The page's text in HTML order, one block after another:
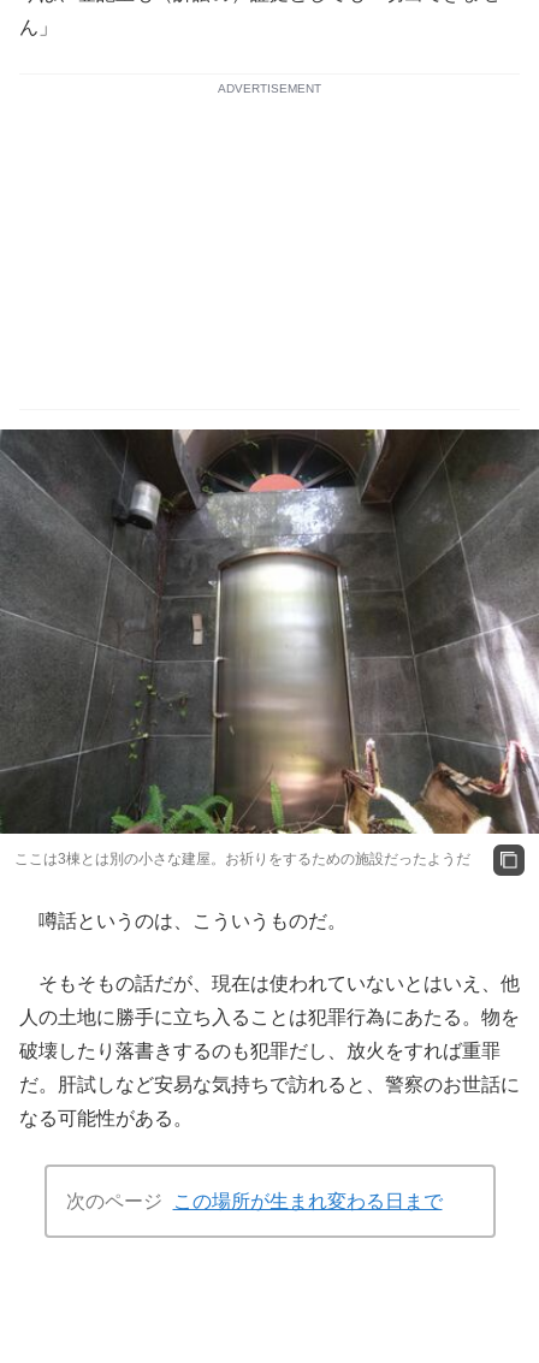
ん」
ADVERTISEMENT
ここは3棟とは別の小さな建屋。お祈りをするための施設だったようだ
噂話というのは、こういうものだ。
そもそもの話だが、現在は使われていないとはいえ、他
人の土地に勝手に立ち入ることは犯罪行為にあたる。物を
破壊したり落書きするのも犯罪だし、放火をすれば重罪
だ。肝試しなど安易な気持ちで訪れると、警察のお世話に
なる可能性がある。
次のページ この場所が生まれ変わる日まで